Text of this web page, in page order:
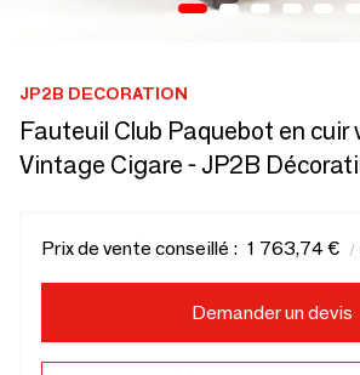
JP2B DECORATION
Fauteuil Club Paquebot en cuir
Vintage Cigare - JP2B
Prix de vente conseillé : 1 763,74 € /
Demander un devis